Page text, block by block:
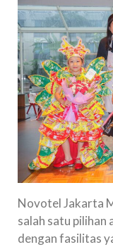
Novotel Jakarta
salah satu pilihan
dengan fasilitas